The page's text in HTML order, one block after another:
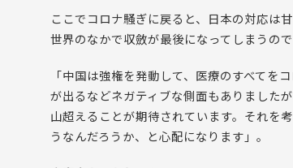
ここでコロナ騒ぎに戻ると、日本の対応は
世界のなかで収斂が最後になってしまうの
「中国は強権を発動して、医療のすべてを
が出るなどネガティブな側面もありました
山超えることが期待されています。それを
うなんだろうか、と心配になります」。